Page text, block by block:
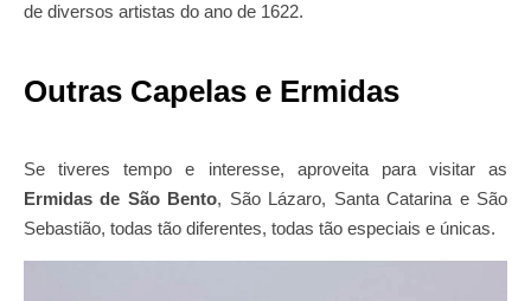
de diversos artistas do ano de 1622.
Outras Capelas e Ermidas
Se tiveres tempo e interesse, aproveita para visitar as
Ermidas de São Bento, São Lázaro, Santa Catarina e São
Sebastião, todas tão diferentes, todas tão especiais e únicas.